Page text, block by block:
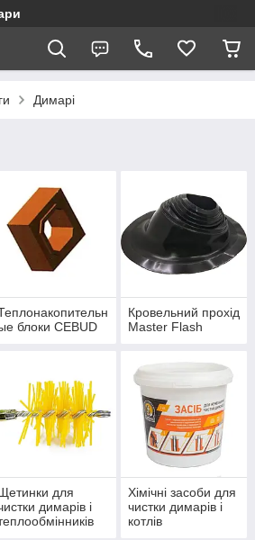
Димарі
блоки CEBUD
Кровельний прохід
Master Flash
для
димарів і
Хімічні засоби для
чистки димарів і
котлів